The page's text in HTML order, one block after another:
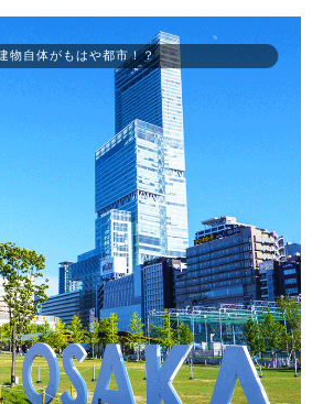
物自体がもはや都市！？